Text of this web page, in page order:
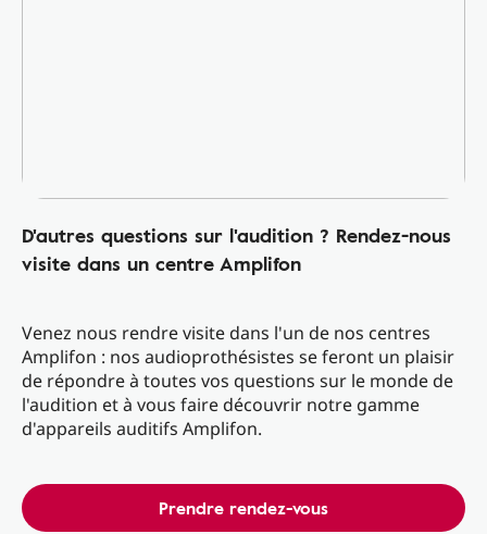
D'autres questions sur l'audition ? Rendez-nous
visite dans un centre Amplifon
Venez nous rendre visite dans l'un de nos centres
Amplifon : nos audioprothésistes se feront un plaisir
de répondre à toutes vos questions sur le monde de
l'audition et à vous faire découvrir notre gamme
d'appareils auditifs Amplifon.
Prendre rendez-vous